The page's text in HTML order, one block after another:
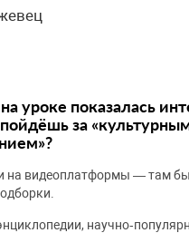
уроке показалась
за
и на видеоплатформы — там